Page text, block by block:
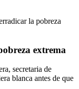
la pobreza
extrema
secretaria de
blanca antes de que